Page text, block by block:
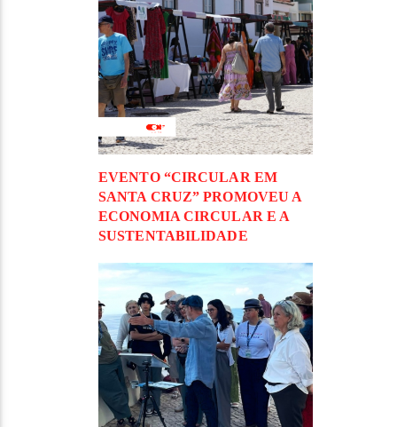
EVENTO “CIRCULAR EM
SANTA CRUZ” PROMOVEU A
ECONOMIA CIRCULAR E A
SUSTENTABILIDADE